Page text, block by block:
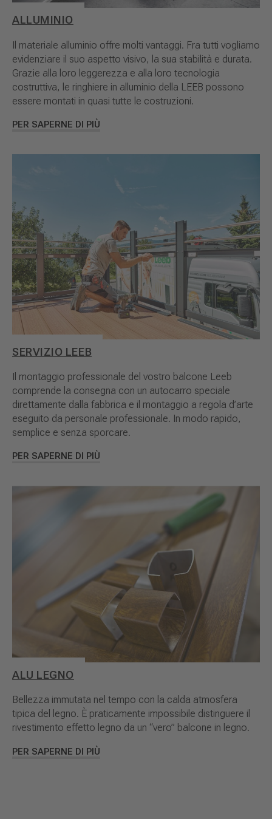
ALLUMINIO
Il materiale alluminio offre molti vantaggi. Fra tutti vogliamo
evidenziare il suo aspetto visivo, la sua stabilità e durata.
Grazie alla loro leggerezza e alla loro tecnologia
costruttiva, le ringhiere in alluminio della LEEB possono
essere montati in quasi tutte le costruzioni.
PER SAPERNE DI PIÙ
SERVIZIO LEEB
Il montaggio professionale del vostro balcone Leeb
comprende la consegna con un autocarro speciale
direttamente dalla fabbrica e il montaggio a regola d’arte
eseguito da personale professionale. In modo rapido,
semplice e senza sporcare.
PER SAPERNE DI PIÙ
ALU LEGNO
Bellezza immutata nel tempo con la calda atmosfera
tipica del legno. È praticamente impossibile distinguere il
rivestimento effetto legno da un “vero” balcone in legno.
PER SAPERNE DI PIÙ